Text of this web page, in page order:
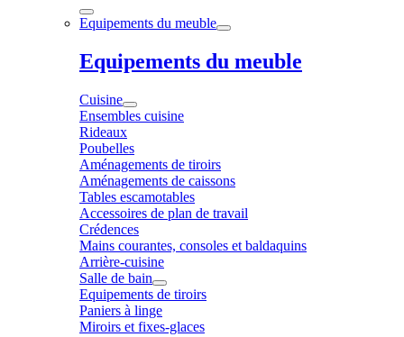
Equipements du meuble
Equipements du meuble
Cuisine
Ensembles cuisine
Rideaux
Poubelles
Aménagements de tiroirs
Aménagements de caissons
Tables escamotables
Accessoires de plan de travail
Crédences
Mains courantes, consoles et baldaquins
Arrière-cuisine
Salle de bain
Equipements de tiroirs
Paniers à linge
Miroirs et fixes-glaces